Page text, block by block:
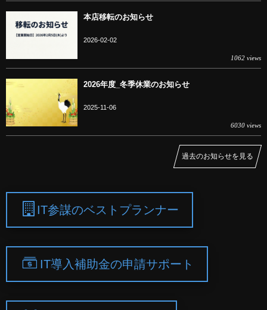
本店移転のお知らせ
2026-02-02
1062 views
2026年度_冬季休業のお知らせ
2025-11-06
6030 views
過去のお知らせを見る
IT参謀のベストプランナー
IT導入補助金の申請サポート